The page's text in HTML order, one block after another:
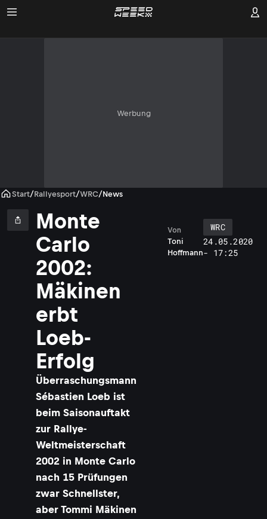
Werbung
Start/Rallyesport/WRC/News
Monte
Carlo
2002:
Mäkinen
erbt
Loeb-
Erfolg
Überraschungsmann
Sébastien Loeb ist
beim Saisonauftakt
zur Rallye-
Weltmeisterschaft
2002 in Monte Carlo
nach 15 Prüfungen
zwar Schnellster,
aber Tommi Mäkinen
Toni
Hoffmann
Von
WRC
24.05.2020
- 17:25